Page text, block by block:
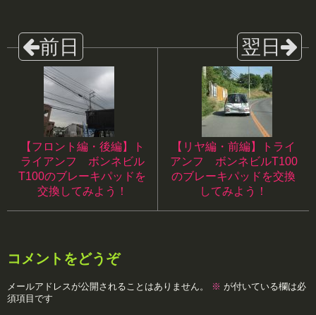
【フロント編・後編】ト
ライアンフ ボンネビル
T100のブレーキパッドを
交換してみよう！
【リヤ編・前編】トライ
アンフ ボンネビルT100
のブレーキパッドを交換
してみよう！
コメントをどうぞ
メールアドレスが公開されることはありません。 ※ が付いている欄は必
須項目です